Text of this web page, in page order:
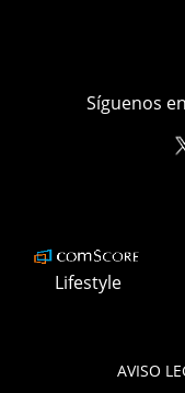
AVISO
Síguenos
Lifestyle